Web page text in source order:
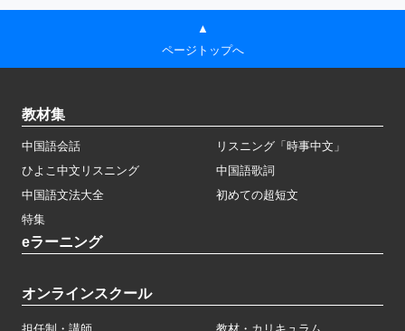
▲
ページトップへ
教材集
中国語会話
リスニング「時事中文」
ひよこ中文リスニング
中国語歌詞
中国語文法大全
初めての超短文
特集
eラーニング
オンラインスクール